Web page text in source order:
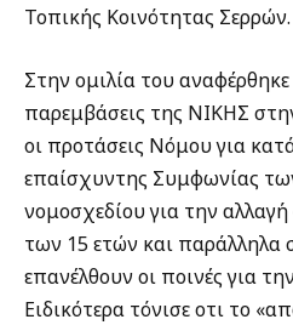
Τοπικής Κοινότητας Σερρών.
Στην ομιλία του αναφέρθηκε
παρεμβάσεις της ΝΙΚΗΣ
οι προτάσεις Νόμου για
επαίσχυντης Συμφωνίας
νομοσχεδίου για την
των 15 ετών και παράλληλα
επανέλθουν οι ποινές για
Ειδικότερα τόνισε οτι το